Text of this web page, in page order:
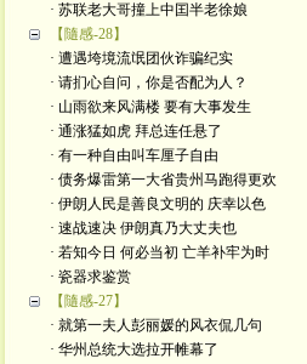
· 苏联老大哥撞上中囯半老徐娘
【隨感-28】
· 遭遇垮境流氓团伙诈骗纪实
· 请扪心自问，你是否配为人？
· 山雨欲来风满楼 要有大事发生
· 通涨猛如虎 拜总连任悬了
· 有一种自由叫车厘子自由
· 债务爆雷第一大省贵州马跑得更欢
· 伊朗人民是善良文明的 庆幸以色
· 速战速决 伊朗真乃大丈夫也
· 若知今日 何必当初 亡羊补牢为时
· 瓷器求鉴赏
【隨感-27】
· 就第一夫人彭丽媛的风衣侃几句
· 华州总统大选拉开帷幕了